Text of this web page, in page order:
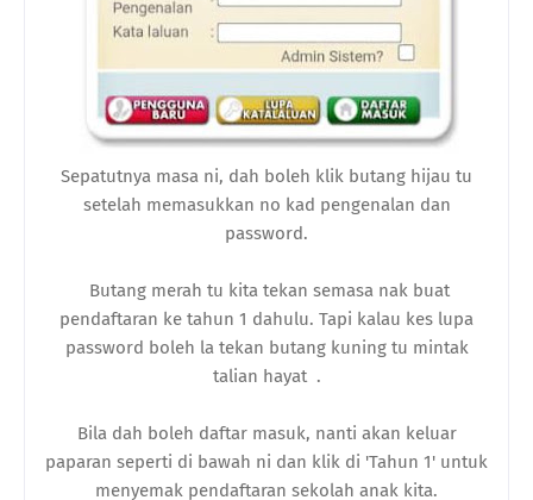
Sepatutnya masa ni, dah boleh klik butang hijau tu
setelah memasukkan no kad pengenalan dan
password.
Butang merah tu kita tekan semasa nak buat
pendaftaran ke tahun 1 dahulu. Tapi kalau kes lupa
password boleh la tekan butang kuning tu mintak
talian hayat .
Bila dah boleh daftar masuk, nanti akan keluar
paparan seperti di bawah ni dan klik di 'Tahun 1' untuk
menyemak pendaftaran sekolah anak kita.